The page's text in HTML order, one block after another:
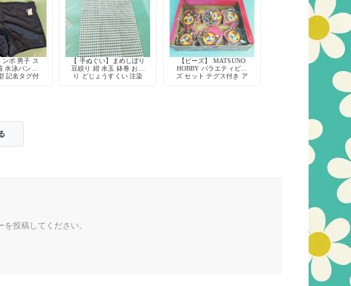
ンボ 男子 ス
水泳パンツ
記名タグ付
【 手ぬぐい】まめしぼり
豆絞り 紺 水玉 鉢巻 お祭
り どじょうすくい 注染
【ビーズ】 MATSUNO
HOBBY バラエティビー
ズ セット テグス付き ア
投稿してください。